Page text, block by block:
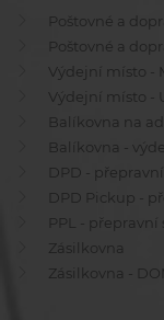
Poštovné a
Poštovné a
Výdejní místo -
Výdejní místo -
Balíkovna na
Balíkovna -
DPD -
DPD Pickup -
PPL - přepravní
Zásilkovna
Zásilkovna -